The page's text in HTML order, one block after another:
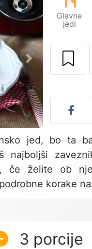
Naslednji
Glavne
jedi
jed, bo ta
najboljši
če želite ob
korake
3